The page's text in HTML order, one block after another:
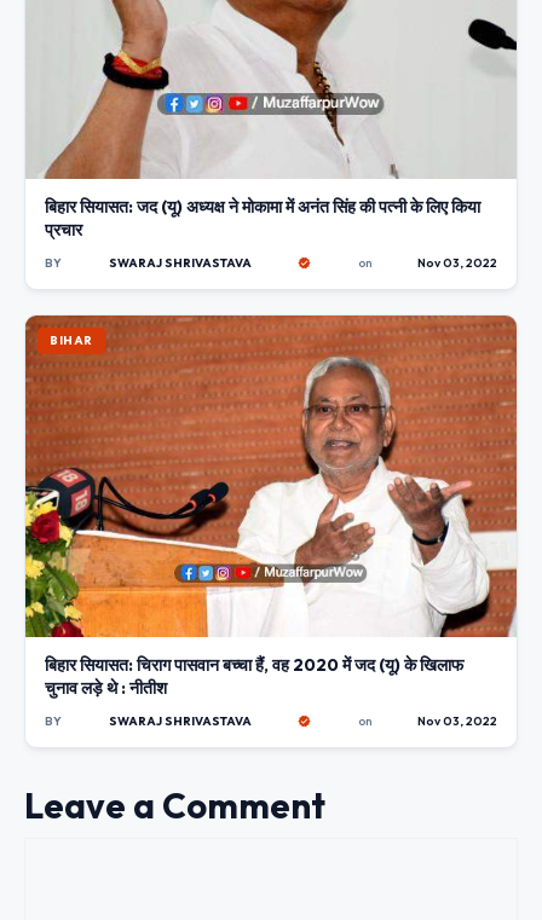
बिहार सियासत: जद (यू) अध्यक्ष ने मोकामा में अनंत सिंह की पत्नी के लिए किया
प्रचार
BY SWARAJ SHRIVASTAVA on Nov 03, 2022
BIHAR
बिहार सियासत: चिराग पासवान बच्चा हैं, वह 2020 में जद (यू) के खिलाफ
चुनाव लड़े थे : नीतीश
BY SWARAJ SHRIVASTAVA on Nov 03, 2022
Leave a Comment